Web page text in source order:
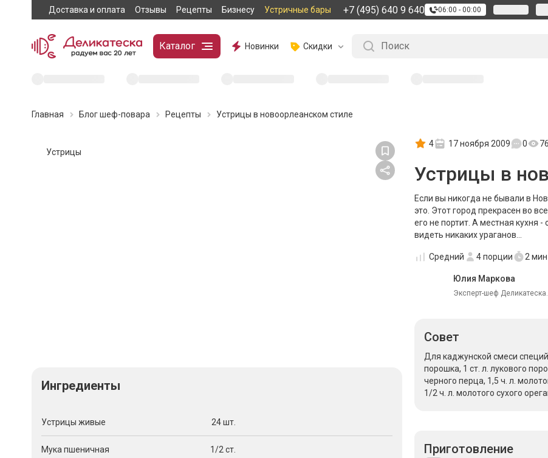
Доставка и оплата Отзывы Рецепты Бизнесу Устричные бары +7 (495) 640 9 640 06:00 - 00:00
Каталог Новинки Скидки
Главная Блог шеф-повара Рецепты Устрицы в новоорлеанском стиле
Устрицы
Ингредиенты
Устрицы живые 24 шт.
Мука пшеничная 1/2 ст.
4 17 ноября 2009 0
Устрицы в
Если вы никогда не бывали в
это. Этот город прекрасен во
его не портит. А местная кухня
видеть никаких ураганов...
Средний 4порции 2 мин
Юлия Маркова
Эксперт-шеф
Совет
Для каджунской смеси специй
порошка, 1 ст. л. лукового
черного перца, 1,5 ч. л.
1/2 ч. л. молотого сухого
Приготовление